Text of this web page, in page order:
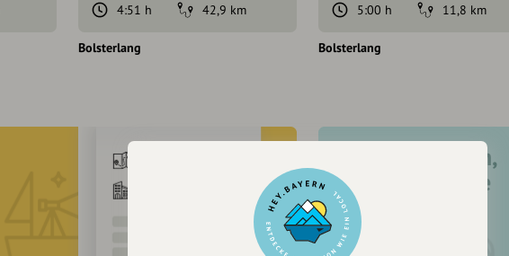
4:51 h
42,9 km
Bolsterlang
5:00 h
11,8 km
Bolsterlang
Registriere dich,
um dir Einträge
zu merken